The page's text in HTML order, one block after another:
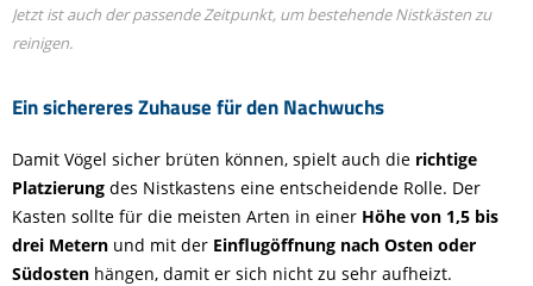
Ein sichereres Zuhause für den Nachwuchs
Jetzt ist auch der passende Zeitpunkt, um bestehende Nistkästen zu
reinigen.
Damit Vögel sicher brüten können, spielt auch die richtige
Platzierung des Nistkastens eine entscheidende Rolle. Der
Kasten sollte für die meisten Arten in einer Höhe von 1,5 bis
drei Metern und mit der Einflugöffnung nach Osten oder
Südosten hängen, damit er sich nicht zu sehr aufheizt.